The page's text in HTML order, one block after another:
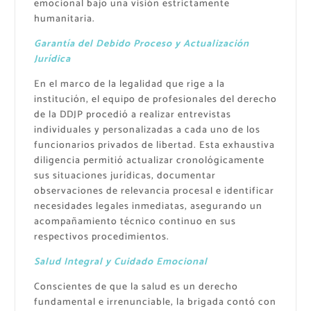
emocional bajo una visión estrictamente
humanitaria.
Garantía del Debido Proceso y Actualización
Jurídica
En el marco de la legalidad que rige a la
institución, el equipo de profesionales del derecho
de la DDJP procedió a realizar entrevistas
individuales y personalizadas a cada uno de los
funcionarios privados de libertad. Esta exhaustiva
diligencia permitió actualizar cronológicamente
sus situaciones jurídicas, documentar
observaciones de relevancia procesal e identificar
necesidades legales inmediatas, asegurando un
acompañamiento técnico continuo en sus
respectivos procedimientos.
Salud Integral y Cuidado Emocional
Conscientes de que la salud es un derecho
fundamental e irrenunciable, la brigada contó con